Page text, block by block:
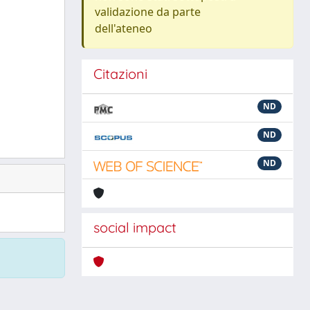
validazione da parte
dell'ateneo
Citazioni
ND
ND
ND
social impact